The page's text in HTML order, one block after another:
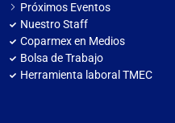
Próximos Eventos
Nuestro Staff
Coparmex en Medios
Bolsa de Trabajo
Herramienta laboral TMEC